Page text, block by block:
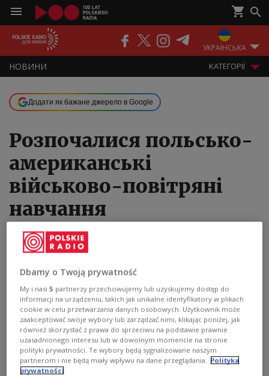
УКРАЇНСЬКА
НOВИНИ KАТЕГОРІЇ
ПОДКАСТИ ЕФІР
Додати як бажане джерело в Google
Розпочалися польсько-
американські
військово-повітряні
навчання
20.08.2020 10:46
Сценарій навчань передбачає виконання
різних місій: повітряного бою, використання
справжньої зброї на полігоні та дозаправки у
повітрі
Dbamy o Twoją prywatność
My i nasi5 partnerzy przechowujemy lub uzyskujemy dostęp do
informacji na urządzeniu, takich jak unikalne identyfikatory w plikach
cookie w celu przetwarzania danych osobowych. Użytkownik może
zaakceptować swoje wybory lub zarządzać nimi, klikając poniżej, jak
również skorzystać z prawa do sprzeciwu na podstawie prawnie
uzasadnionego interesu lub w dowolnym momencie na stronie
polityki prywatności. Te wybory będą sygnalizowane naszym
partnerom i nie będą miały wpływu na dane przeglądania. Polityka
prywatności